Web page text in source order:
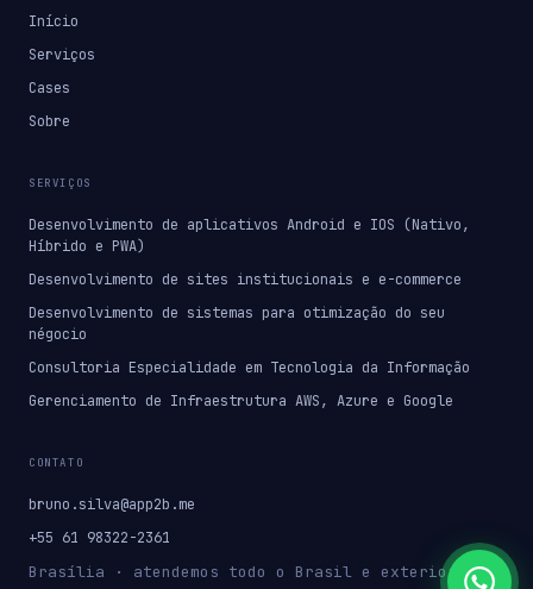
Início
Serviços
Cases
Sobre
SERVIÇOS
Desenvolvimento de aplicativos Android e IOS (Nativo,
Híbrido e PWA)
Desenvolvimento de sites institucionais e e-commerce
Desenvolvimento de sistemas para otimização do seu
négocio
Consultoria Especialidade em Tecnologia da Informação
Gerenciamento de Infraestrutura AWS, Azure e Google
CONTATO
bruno.silva@app2b.me
+55 61 98322-2361
Brasília · atendemos todo o Brasil e exterior